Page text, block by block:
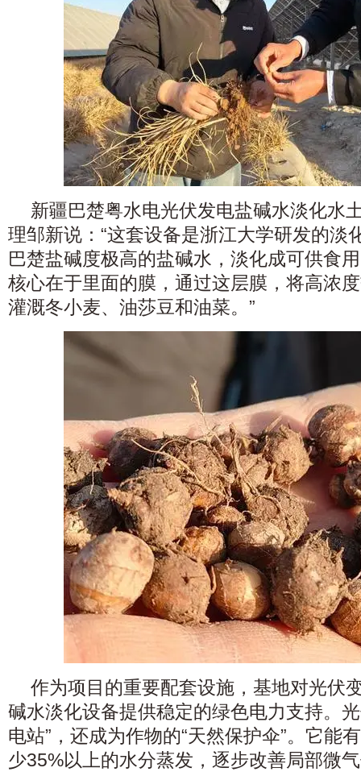
新疆巴楚粤水电光伏发电盐碱水淡化水
理邹新说：“这套设备是浙江大学研发的淡
巴楚盐碱度极高的盐碱水，淡化成可供食
核心在于里面的膜，通过这层膜，将高浓
灌溉冬小麦、油莎豆和油菜。”
作为项目的重要配套设施，基地对光伏
碱水淡化设备提供稳定的绿色电力支持。
电站”，还成为作物的“天然保护伞”。它能
少35%以上的水分蒸发，逐步改善局部微